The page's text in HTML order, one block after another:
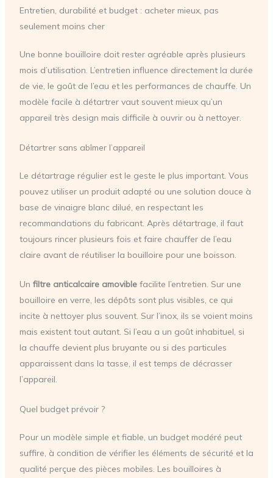
Entretien, durabilité et budget : acheter mieux, pas
seulement moins cher
Une bonne bouilloire doit rester agréable après plusieurs
mois d’utilisation. L’entretien influence directement la durée
de vie, le goût de l’eau et les performances de chauffe. Un
modèle facile à détartrer vaut souvent mieux qu’un
appareil très design mais difficile à ouvrir ou à nettoyer.
Détartrer sans abîmer l’appareil
Le détartrage régulier est le geste le plus important. Vous
pouvez utiliser un produit adapté ou une solution douce à
base de vinaigre blanc dilué, en respectant les
recommandations du fabricant. Après détartrage, il faut
toujours rincer plusieurs fois et faire chauffer de l’eau
claire avant de réutiliser la bouilloire pour une boisson.
Un filtre anticalcaire amoviblefacilite l’entretien. Sur une
bouilloire en verre, les dépôts sont plus visibles, ce qui
incite à nettoyer plus souvent. Sur l’inox, ils se voient moins
mais existent tout autant. Si l’eau a un goût inhabituel, si
la chauffe devient plus bruyante ou si des particules
apparaissent dans la tasse, il est temps de décrasser
l’appareil.
Quel budget prévoir ?
Pour un modèle simple et fiable, un budget modéré peut
suffire, à condition de vérifier les éléments de sécurité et la
qualité perçue des pièces mobiles. Les bouilloires à